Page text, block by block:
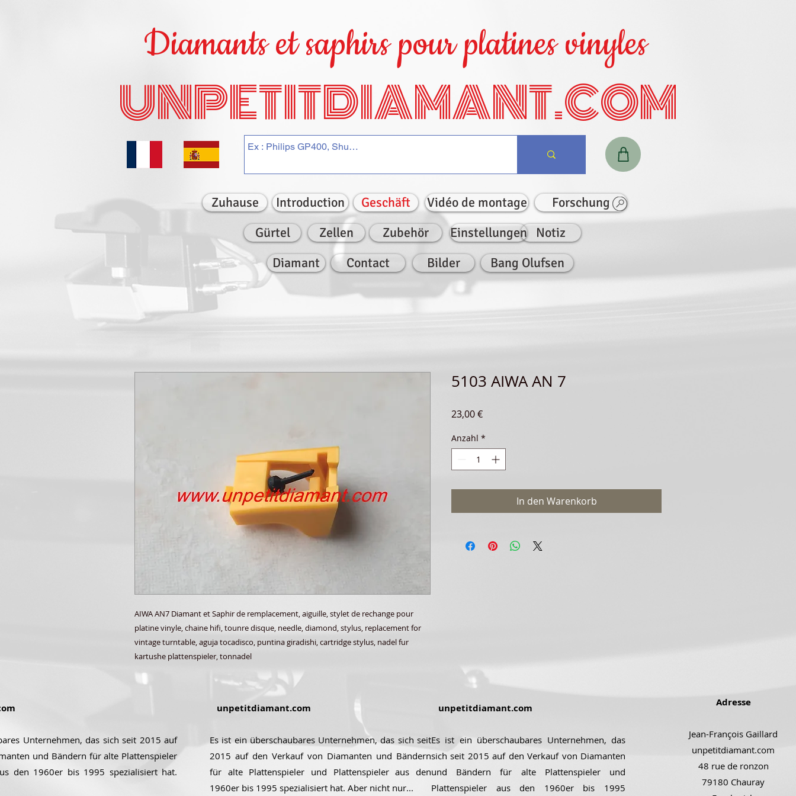
Diamants et saphirs pour platines vinyles
UNPETITDIAMANT.COM
Zuhause Introduction Geschäft Vidéo de montage
Forschung
Gürtel
Zellen Zubehör Einstellungen
Notiz
Diamant
Contact Bilder Bang Olufsen
AIWA AN7 Diamant et Saphir de remplacement, aiguille, stylet de rechange pour
platine vinyle, chaine hifi, tounre disque, needle, diamond, stylus, replacement for
vintage turntable, aguja tocadisco, puntina giradishi, cartridge stylus, nadel fur
kartushe plattenspieler, tonnadel
5103 AIWA AN 7
23,00 €Preis
Anzahl *
In den Warenkorb
Unternehmen, das sich seit 2015 auf
und Bändern für alte Plattenspieler
den 1960er bis 1995 spezialisiert hat.
unpetitdiamant.com
Es ist ein überschaubares Unternehmen, das sich seit
2015 auf den Verkauf von Diamanten und Bändern
für alte Plattenspieler und Plattenspieler aus den
1960er bis 1995 spezialisiert hat. Aber nicht nur...
unpetitdiamant.com
Es ist ein überschaubares Unternehmen, das
sich seit 2015 auf den Verkauf von Diamanten
und Bändern für alte Plattenspieler und
Plattenspieler aus den 1960er bis 1995
Adresse
Jean-François Gaillard
unpetitdiamant.com
48 rue de ronzon
79180 Chauray